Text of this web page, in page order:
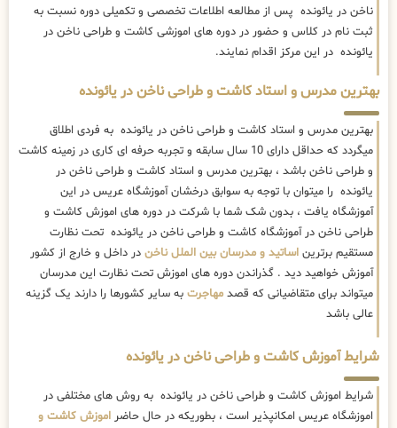
ناخن در یائونده پس از مطالعه اطلاعات تخصصی و تکمیلی دوره نسبت به
ثبت نام در کلاس و حضور در دوره های اموزشی کاشت و طراحی ناخن در
یائونده در این مرکز اقدام نمایند.
بهترین مدرس و استاد کاشت و طراحی ناخن در یائونده
بهترین مدرس و استاد کاشت و طراحی ناخن در یائونده به فردی اطلاق
میگردد که حداقل دارای 10 سال سابقه و تجربه حرفه ای کاری در زمینه کاشت
و طراحی ناخن باشد ، بهترین مدرس و استاد کاشت و طراحی ناخن در
یائونده را میتوان با توجه به سوابق درخشان آموزشگاه عریس در این
آموزشگاه یافت ، بدون شک شما با شرکت در دوره های اموزش کاشت و
طراحی ناخن در آموزشگاه کاشت و طراحی ناخن در یائونده تحت نظارت
مستقیم برترین اساتید و مدرسان بین الملل ناخن در داخل و خارج از کشور
آموزش خواهید دید . گذراندن دوره های اموزش تحت نظارت این مدرسان
میتواند برای متقاضیانی که قصد مهاجرت به سایر کشورها را دارند یک گزینه
عالی باشد
شرایط آموزش کاشت و طراحی ناخن در یائونده
شرایط اموزش کاشت و طراحی ناخن در یائونده به روش های مختلفی در
اموزشگاه عریس امکانپذیر است ، بطوریکه در حال حاضر اموزش کاشت و